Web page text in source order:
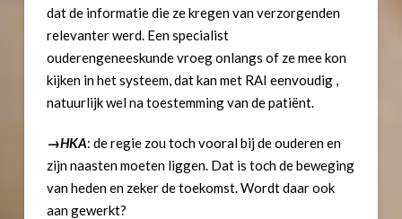
dat de informatie die ze kregen van verzorgenden
relevanter werd. Een specialist
ouderengeneeskunde vroeg onlangs of ze mee kon
kijken in het systeem, dat kan met RAI eenvoudig ,
natuurlijk wel na toestemming van de patiënt.
→HKA: de regie zou toch vooral bij de ouderen en
zijn naasten moeten liggen. Dat is toch de beweging
van heden en zeker de toekomst. Wordt daar ook
aan gewerkt?